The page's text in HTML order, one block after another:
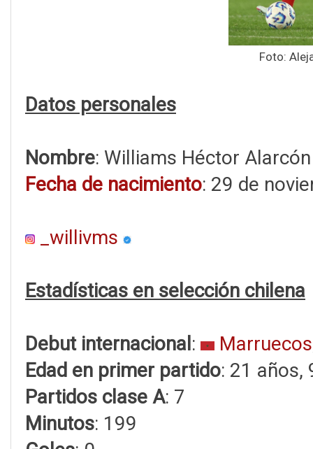
Foto:
Datos personales
Nombre: Williams Héctor
Fecha de nacimiento: 29 de
_willivms
Estadísticas en selección chilena
Debut internacional : Marruecos
Edad en primer partido: 21 años,
Partidos clase A: 7
Minutos: 199